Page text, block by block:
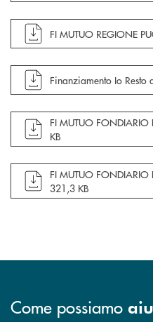
apre documento in una
FI MUTUO REGIONE
apre documento in una
Finanziamento Io Resto
apre documento in una
FI MUTUO FONDIARIO
KB
apre documento in una
FI MUTUO FONDIARIO
321,3 KB
Come possiamo